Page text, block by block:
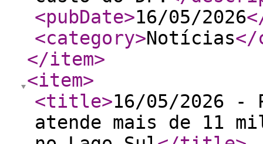
<pubDate>16/05/2026
<category>Notícias</
</item>
<item>
<title>16/05/2026 -
atende mais de 11